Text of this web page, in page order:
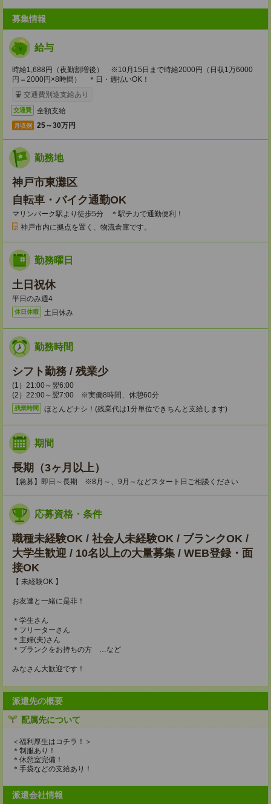
募集情報
給与
時給1,688円（夜勤割増後） ※10月15日まで時給2000円（日収1万6000
円＝2000円×8時間） ＊日・週払いOK！
交通費別途支給あり
交通費 全額支給
月収例 25～30万円
勤務地
神戸市東灘区
自転車・バイク通勤OK
マリンパーク駅より徒歩5分 ＊駅チカで通勤便利！
神戸市内に拠点を置く、物流倉庫です。
勤務曜日
土日祝休
平日のみ週4
休日休暇 土日休み
勤務時間
シフト勤務 / 残業少
(1）21:00～翌6:00
(2）22:00～翌7:00 ※実働8時間、休憩60分
残業時間 ほとんどナシ！(残業代は1分単位できちんと支給します)
期間
長期（3ヶ月以上）
【急募】即日～長期 ※8月～、9月～などスタート日ご相談ください
応募資格・条件
職種未経験OK / 社会人未経験OK / ブランクOK /
大学生歓迎 / 10名以上の大量募集 / WEB登録・面
接OK
【 未経験OK 】
お友達と一緒に是非！
＊学生さん
＊フリーターさん
＊主婦(夫)さん
＊ブランクをお持ちの方 …など
みなさん大歓迎です！
派遣先の概要
配属先について
＜福利厚生はコチラ！＞
＊制服あり！
＊休憩室完備！
＊手袋などの支給あり！
派遣会社情報